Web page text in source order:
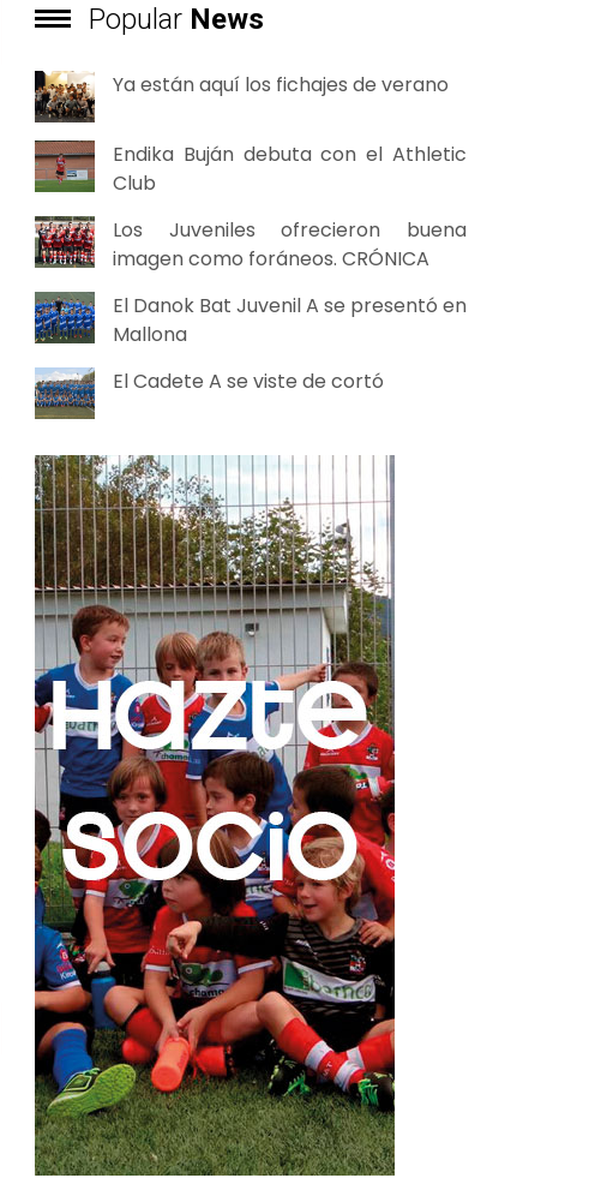
Popular News
Ya están aquí los fichajes de verano
Endika Buján debuta con el Athletic
Club
Los Juveniles ofrecieron buena
imagen como foráneos. CRÓNICA
El Danok Bat Juvenil A se presentó en
Mallona
El Cadete A se viste de cortó